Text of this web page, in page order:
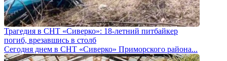
Трагедия в СНТ «Сиверко»: 18-летний питбайкер
погиб, врезавшись в столб
Сегодня днем в СНТ «Сиверко» Приморского района...